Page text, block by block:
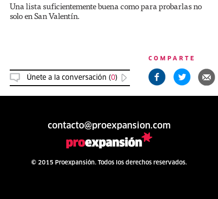
Una lista suficientemente buena como para probarlas no
solo en San Valentín.
Únete a la conversación (0)
COMPARTE
contacto@proexpansion.com
© 2015 Proexpansión. Todos los derechos reservados.